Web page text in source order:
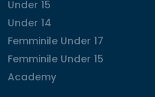
Under 15
Under 15
Under 14
Under 14
Femminile Under 17
Femminile Under 17
Femminile Under 15
Femminile Under 15
Academy
Academy